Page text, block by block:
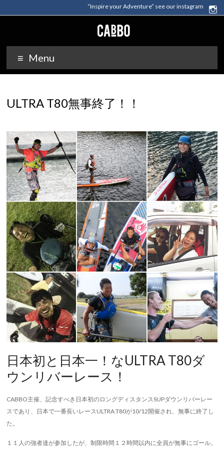
“Inspire your Adventure” see our instagram
Menu
ULTRA T80無事終了！！
日本初と日本一！なULTRA T80ダ
ウンリバーレース！
CABBO主催、記念すべき日本初のロングディスタンスSUPダウンリバーレー
スであり、日本で一番長いレースULTRA T80が10/12開催され、無事に終了し
た。
１１人の強者達が参加したが、制限時間１２時間以内に全員が無事にゴール。